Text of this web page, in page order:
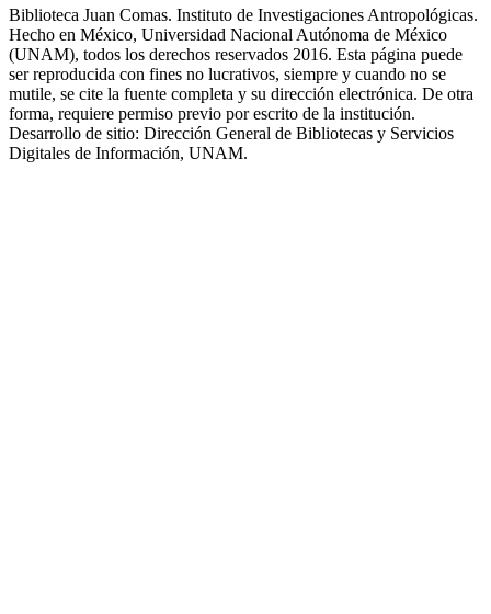
Biblioteca Juan Comas. Instituto de Investigaciones Antropológicas.
Hecho en México, Universidad Nacional Autónoma de México
(UNAM), todos los derechos reservados 2016. Esta página puede
ser reproducida con fines no lucrativos, siempre y cuando no se
mutile, se cite la fuente completa y su dirección electrónica. De otra
forma, requiere permiso previo por escrito de la institución.
Desarrollo de sitio: Dirección General de Bibliotecas y Servicios
Digitales de Información, UNAM.